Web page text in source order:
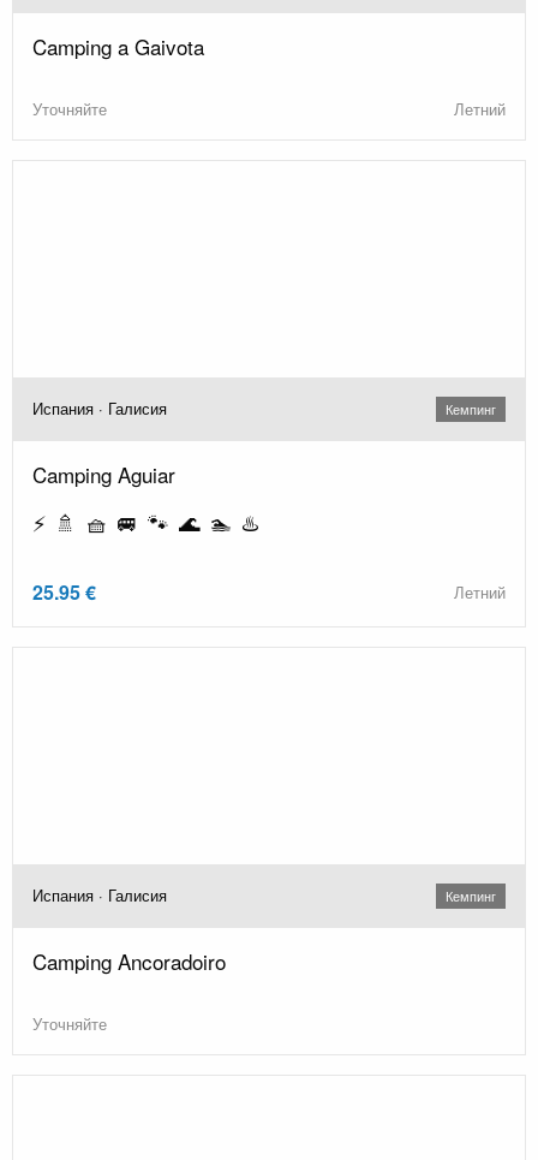
Camping a Gaivota
Уточняйте Летний
Испания · Галисия Кемпинг
Camping Aguiar
⚡ 🚿 🧺 🚐 🐾 🌊 🏊 ♨️
25.95 € Летний
Испания · Галисия Кемпинг
Camping Ancoradoiro
Уточняйте